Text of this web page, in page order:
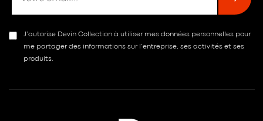
J’autorise Devin Collection à utiliser mes données personnelles pour
me partager des informations sur l’entreprise, ses activités et ses
produits.